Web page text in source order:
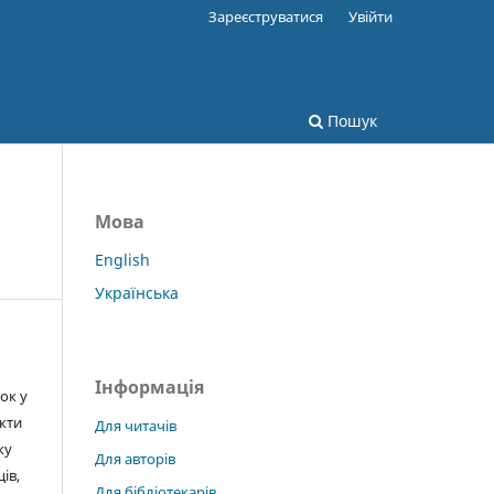
Пошук
Зареєструватися Увійти
у
Мова
English
Українська
Інформація
Для читачів
Для авторів